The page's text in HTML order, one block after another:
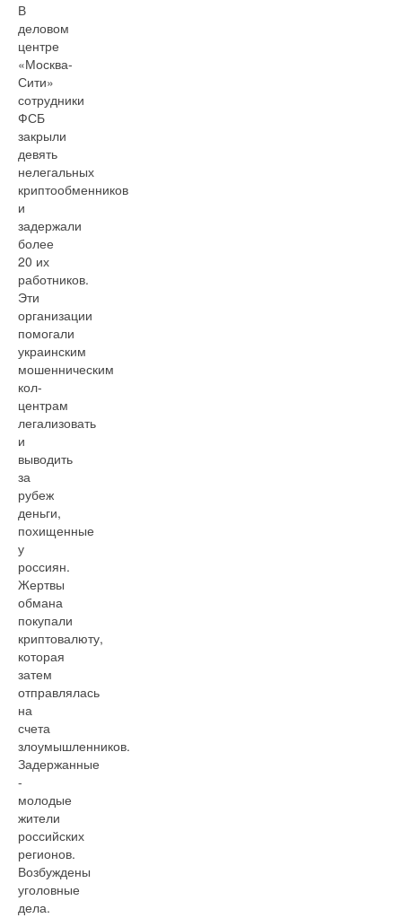
В
деловом
центре
«Москва-
Сити»
сотрудники
ФСБ
закрыли
девять
нелегальных
криптообменников
и
задержали
более
20 их
работников.
Эти
организации
помогали
украинским
мошенническим
кол-
центрам
легализовать
и
выводить
за
рубеж
деньги,
похищенные
у
россиян.
Жертвы
обмана
покупали
криптовалюту,
которая
затем
отправлялась
на
счета
злоумышленников.
Задержанные
-
молодые
жители
российских
регионов.
Возбуждены
уголовные
дела.